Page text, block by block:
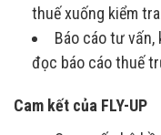
thuế xuống kiểm
Báo cáo tư vấn,
đọc báo cáo thuế
Cam kết của FLY-UP